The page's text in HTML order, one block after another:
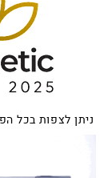
ניתן לצפות בכל